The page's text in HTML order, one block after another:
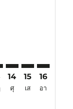
14
ศุ
15
เส
16
อา